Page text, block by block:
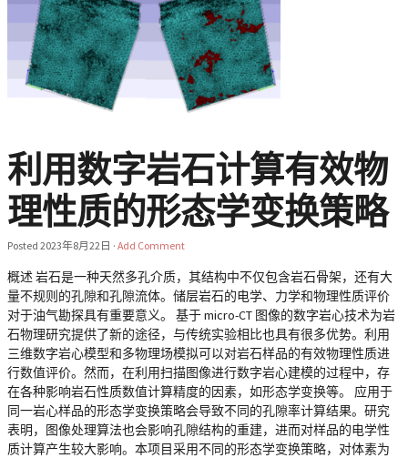
利用数字岩石计算有效物
理性质的形态学变换策略
Posted 2023年8月22日 · Add Comment
概述 岩石是一种天然多孔介质，其结构中不仅包含岩石骨架，还有大
量不规则的孔隙和孔隙流体。储层岩石的电学、力学和物理性质评价
对于油气勘探具有重要意义。 基于 micro-CT 图像的数字岩心技术为岩
石物理研究提供了新的途径，与传统实验相比也具有很多优势。利用
三维数字岩心模型和多物理场模拟可以对岩石样品的有效物理性质进
行数值评价。然而，在利用扫描图像进行数字岩心建模的过程中，存
在各种影响岩石性质数值计算精度的因素，如形态学变换等。 应用于
同一岩心样品的形态学变换策略会导致不同的孔隙率计算结果。研究
表明，图像处理算法也会影响孔隙结构的重建，进而对样品的电学性
质计算产生较大影响。本项目采用不同的形态学变换策略，对体素为